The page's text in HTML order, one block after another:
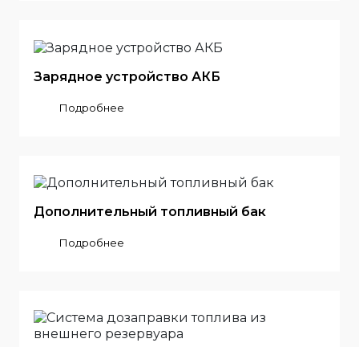
Зарядное устройство АКБ
Подробнее
Дополнительный топливный бак
Подробнее